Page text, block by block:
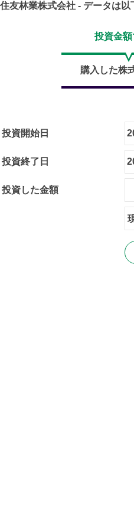
住友林業株式会社 - データは以
投資金
購入した株
投資開始日
投資終了日
投資した金額
貨